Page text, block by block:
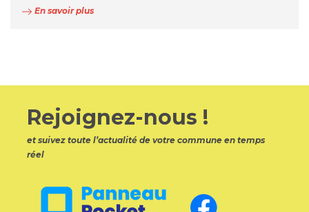
En savoir plus
Rejoignez-nous !
et suivez toute l’actualité de votre commune en temps
réel